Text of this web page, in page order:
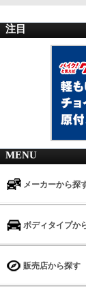
注目
MENU
メーカーから探
ボディタイプか
販売店から探す